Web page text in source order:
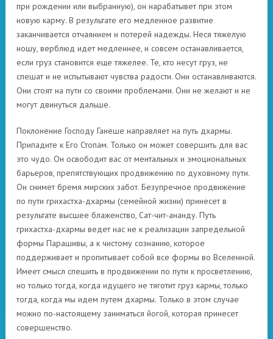
при рождении или выбранную), он нарабатывет при этом
новую карму. В результате его медленное развитие
заканчивается отчаянием и потерей надежды. Неся тяжелую
ношу, верблюд идет медленнее, и совсем останавливается,
если груз становится еще тяжелее. Те, кто несут груз, не
спешат и не испытывают чувства радости. Они останавливаются.
Они стоят на пути со своими проблемами. Они не желают и не
могут двинуться дальше.
Поклонение Господу Ганеше направляет на путь дхармы.
Припадите к Его Стопам. Только он может совершить для вас
это чудо. Он освободит вас от ментальных и эмоциональных
барьеров, препятствующих продвижению по духовному пути.
Он снимет бремя мирских забот. Безупречное продвижение
по пути грихастха-дхармы (семейной жизни) принесет в
результате высшее блаженство, Сат-чит-ананду. Путь
грихастха-дхармы ведет нас не к реализации запредельной
формы Парашивы, а к чистому сознанию, которое
поддерживает и пропитывает собой все формы во Вселенной.
Имеет смысл спешить в продвижении по пути к просветлению,
но только тогда, когда идущего не тяготит груз кармы, только
тогда, когда мы идем путем дхармы. Только в этом случае
можно по-настоящему заниматься йогой, которая принесет
совершенство.